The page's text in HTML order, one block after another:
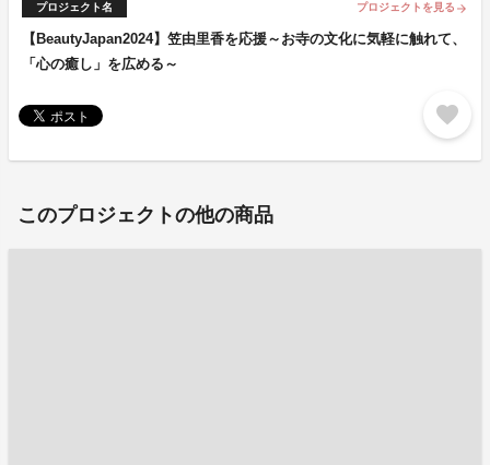
プロジェクト名 プロジェクトを見る arrow_forward
【BeautyJapan2024】笠由里香を応援～お寺の文化に気軽に触れて、
「心の癒し」を広める～
favorite
このプロジェクトの他の商品